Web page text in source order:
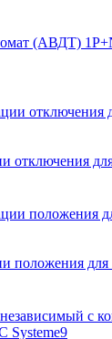
(АВДТ)
отключения
положения